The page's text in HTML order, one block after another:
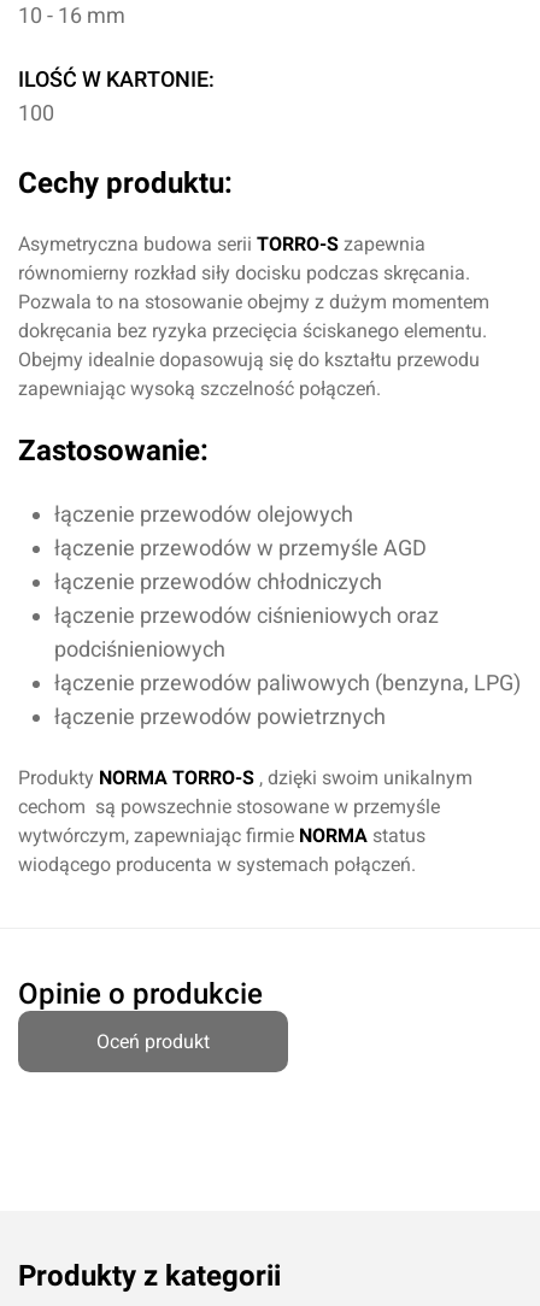
10 - 16 mm
ILOŚĆ W KARTONIE:
100
Cechy produktu:
Asymetryczna budowa serii TORRO-S zapewnia
równomierny rozkład siły docisku podczas skręcania.
Pozwala to na stosowanie obejmy z dużym momentem
dokręcania bez ryzyka przecięcia ściskanego elementu.
Obejmy idealnie dopasowują się do kształtu przewodu
zapewniając wysoką szczelność połączeń.
Zastosowanie:
łączenie przewodów olejowych
łączenie przewodów w przemyśle AGD
łączenie przewodów chłodniczych
łączenie przewodów ciśnieniowych oraz
podciśnieniowych
łączenie przewodów paliwowych (benzyna, LPG)
łączenie przewodów powietrznych
Produkty NORMA TORRO-S , dzięki swoim unikalnym
cechom są powszechnie stosowane w przemyśle
wytwórczym, zapewniając firmie NORMA status
wiodącego producenta w systemach połączeń.
Opinie o produkcie
Oceń produkt
Produkty z kategorii